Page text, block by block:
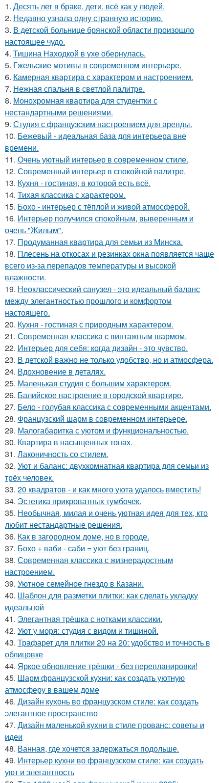
1. Десять лет в браке, дети, всё как у людей.
2. Недавно узнала одну странную историю.
3. В детской больнице брянской области произошло
настоящее чудо.
4. Тишина Находкой в ухе обернулась.
5. Гжельские мотивы в современном интерьере.
6. Камерная квартира с характером и настроением.
7. Нежная спальня в светлой палитре.
8. Монохромная квартира для студентки с
нестандартными решениями.
9. Студия с французским настроением для аренды.
10. Бежевый - идеальная база для интерьера вне
времени.
11. Очень уютный интерьер в современном стиле.
12. Современный интерьер в спокойной палитре.
13. Кухня - гостиная, в которой есть всё.
14. Тихая классика с характером.
15. Бохо - интерьер с тёплой и живой атмосферой.
16. Интерьер получился спокойным, выверенным и
очень "Жилым".
17. Продуманная квартира для семьи из Минска.
18. Плесень на откосах и резинках окна появляется чаще
всего из-за перепадов температуры и высокой
влажности.
19. Неоклассический санузел - это идеальный баланс
между элегантностью прошлого и комфортом
настоящего.
20. Кухня - гостиная с природным характером.
21. Современная классика с винтажным шармом.
22. Интерьер для себя: когда дизайн - это чувство.
23. В детской важно не только удобство, но и атмосфера.
24. Вдохновение в деталях.
25. Маленькая студия с большим характером.
26. Балийское настроение в городской квартире.
27. Бело - голубая классика с современными акцентами.
28. Французский шарм в современном интерьере.
29. Малогабаритка с уютом и функциональностью.
30. Квартира в насыщенных тонах.
31. Лаконичность со стилем.
32. Уют и баланс: двухкомнатная квартира для семьи из
трёх человек.
33. 20 квадратов - и как много уюта удалось вместить!
34. Эстетика прикроватных тумбочек.
35. Необычная, милая и очень уютная идея для тех, кто
любит нестандартные решения.
36. Как в загородном доме, но в городе.
37. Бохо + ваби - саби = уют без границ.
38. Современная классика с жизнерадостным
настроением.
39. Уютное семейное гнездо в Казани.
40. Шаблон для разметки плитки: как сделать укладку
идеальной
41. Элегантная трёшка с нотками классики.
42. Уют у моря: студия с видом и тишиной.
43. Трафарет для плитки 20 на 20: удобство и точность в
облицовке
44. Яркое обновление трёшки - без перепланировки!
45. Шарм французской кухни: как создать уютную
атмосферу в вашем доме
46. Дизайн кухонь во французском стиле: как создать
элегантное пространство
47. Дизайн маленькой кухни в стиле прованс: советы и
идеи
48. Ванная, где хочется задержаться подольше.
49. Интерьер кухни во французском стиле: как создать
уют и элегантность